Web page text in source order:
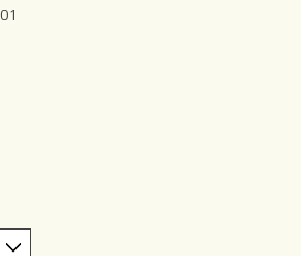
product is